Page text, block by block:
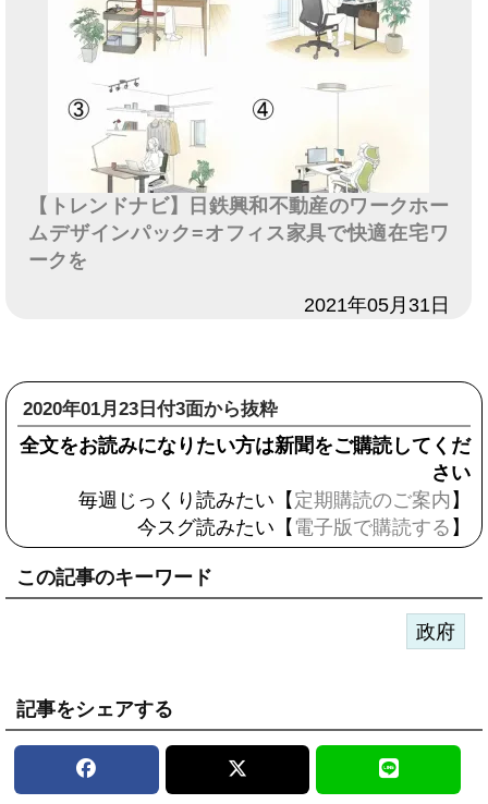
【トレンドナビ】日鉄興和不動産のワークホー
ムデザインパック=オフィス家具で快適在宅ワ
ークを
2021年05月31日
2020年01月23日付3面から抜粋
全文をお読みになりたい方は新聞をご購読してくだ
さい
毎週じっくり読みたい【 定期購読のご案内 】
今スグ読みたい【 電子版で購読する 】
この記事のキーワード
政府
記事をシェアする